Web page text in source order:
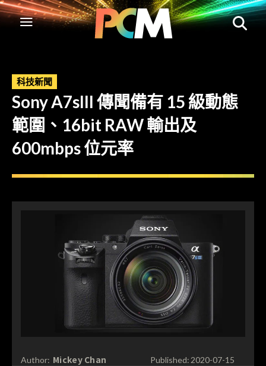
科技新聞
Sony A7sIII 傳聞備有 15 級動態
範圍、16bit RAW 輸出及
600mbps 位元率
Author: Mickey Chan Published: 2020-07-15